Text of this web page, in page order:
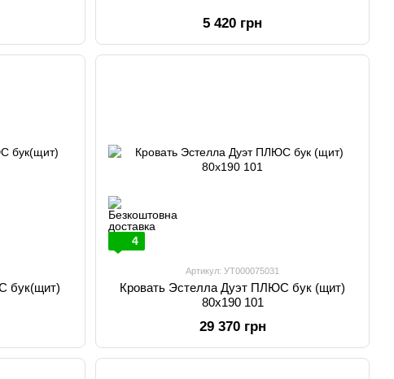
5 420 грн
бук(щит)
4
Артикул: УТ000075031
Кровать Эстелла Дуэт ПЛЮС бук (щит)
80х190 101
29 370 грн